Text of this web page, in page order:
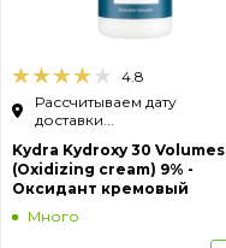
4.8
Рассчитываем дату
доставки...
Kydra Kydroxy 30 Volumes
(Oxidizing cream) 9% -
Оксидант кремовый
Много